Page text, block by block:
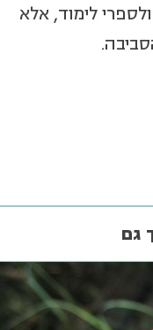
לימוד, אלא
גם